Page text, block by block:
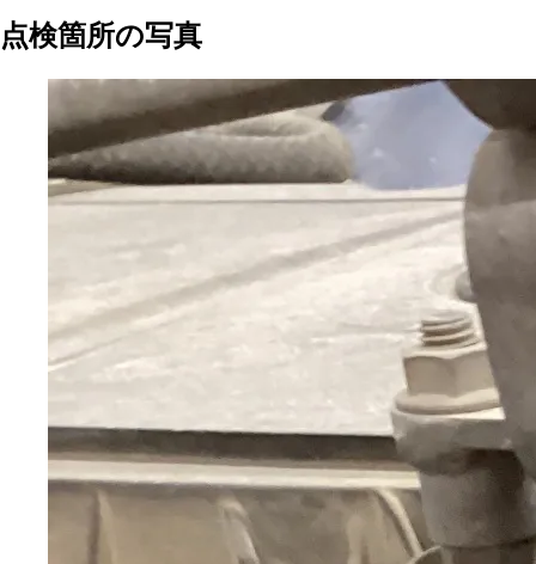
点検箇所の写真